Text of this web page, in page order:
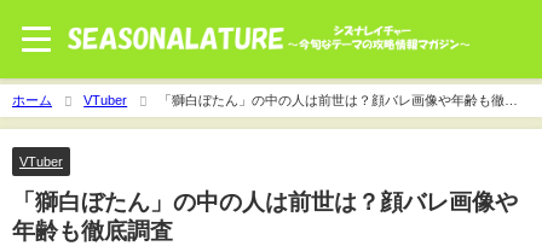
ホーム VTuber
「獅白ぼたん」の中の人は前世は？顔バレ画像や年齢も徹底
調査
VTuber
「獅白ぼたん」の中の人は前世は？顔バレ画像や
年齢も徹底調査